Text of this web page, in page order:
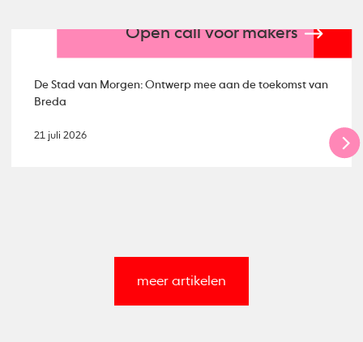
Open call voor makers
De Stad van Morgen: Ontwerp mee aan de toekomst van
Breda
21 juli 2026
meer artikelen